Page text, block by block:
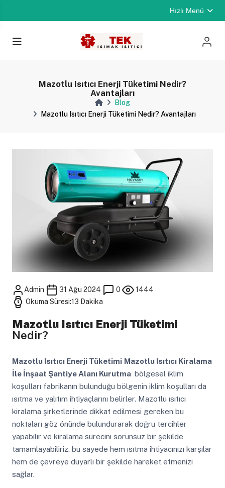
Hızlı Menü
Mazotlu Isıtıcı Enerji Tüketimi Nedir?
Avantajları
Blog
Mazotlu Isıtıcı Enerji Tüketimi Nedir? Avantajları
Admin 31 Ağu 2024 0
1444
Okuma Süresi:13 Dakika
Mazotlu Isıtıcı Enerji Tüketimi
Nedir?
Mazotlu Isıtıcı Enerji Tüketimi Mazotlu Isıtıcı Kiralama
İle İnşaat Şantiye Alanı Kurutma bölgesel iklim
koşulları fabrikanın bulunduğu bölgenin iklim koşulları da
ısıtma ve yalıtım ihtiyaçlarını belirler. Mazotlu ısıtıcı
kiralama şirketlerinde dikkat edilmesi gereken bu
noktaları göz önünde bulundurarak doğru tercihler
yapabilir ve kiralama sürecini sorunsuz bir şekilde
tamamlayabiliriz. bu sayede hem ısıtma ihtiyacınızı karşılar
hem de çevreye duyarlı bir şekilde hareket etmenizi
sağlar.